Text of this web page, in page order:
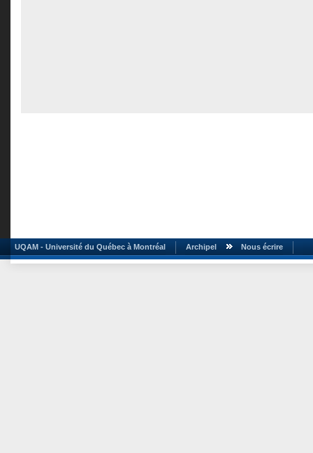
UQAM - Université du Québec à Montréal Archipel Nous écrire